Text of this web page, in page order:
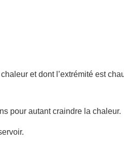
et dont l’extrémité est
pour autant craindre la chaleur.